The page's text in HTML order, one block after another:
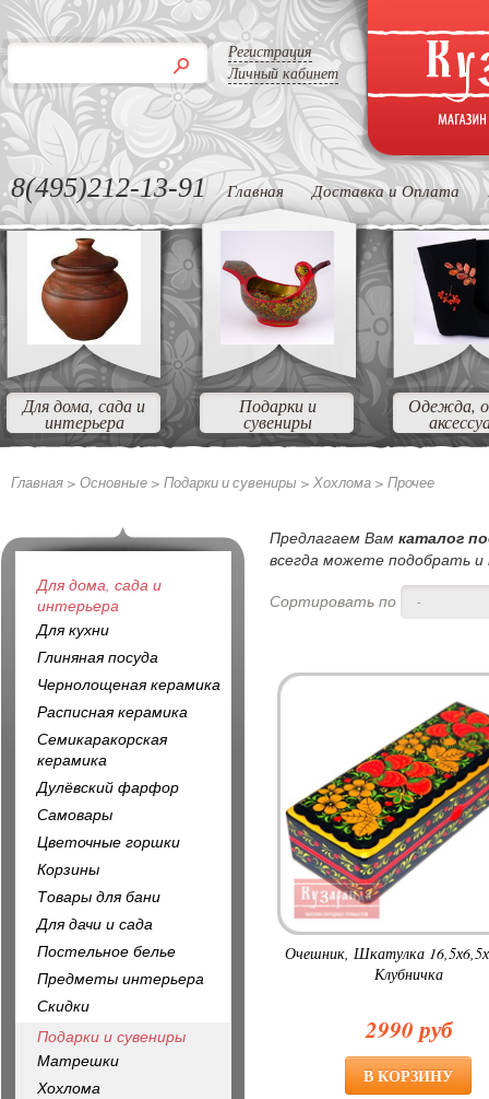
Регистрация
Личный кабинет
8(495)212-13-91 Главная Доставка и Оплата
Для дома, сада и
интерьера
Подарки и
сувениры
Одежда,
Главная > Основные > Подарки и сувениры > Хохлома > Прочее
Предлагаем Вам каталог
всегда можете подобрать и
Сортировать по
-
Очешник, Шкатулка
Клубничка
2990 руб
Для дома, сада и
интерьера
Для кухни
Глиняная посуда
Чернолощеная керамика
Расписная керамика
Семикаракорская
керамика
Дулёвский фарфор
Самовары
Цветочные горшки
Корзины
Товары для бани
Для дачи и сада
Постельное белье
Предметы интерьера
Скидки
Подарки и сувениры
Матрешки
Хохлома